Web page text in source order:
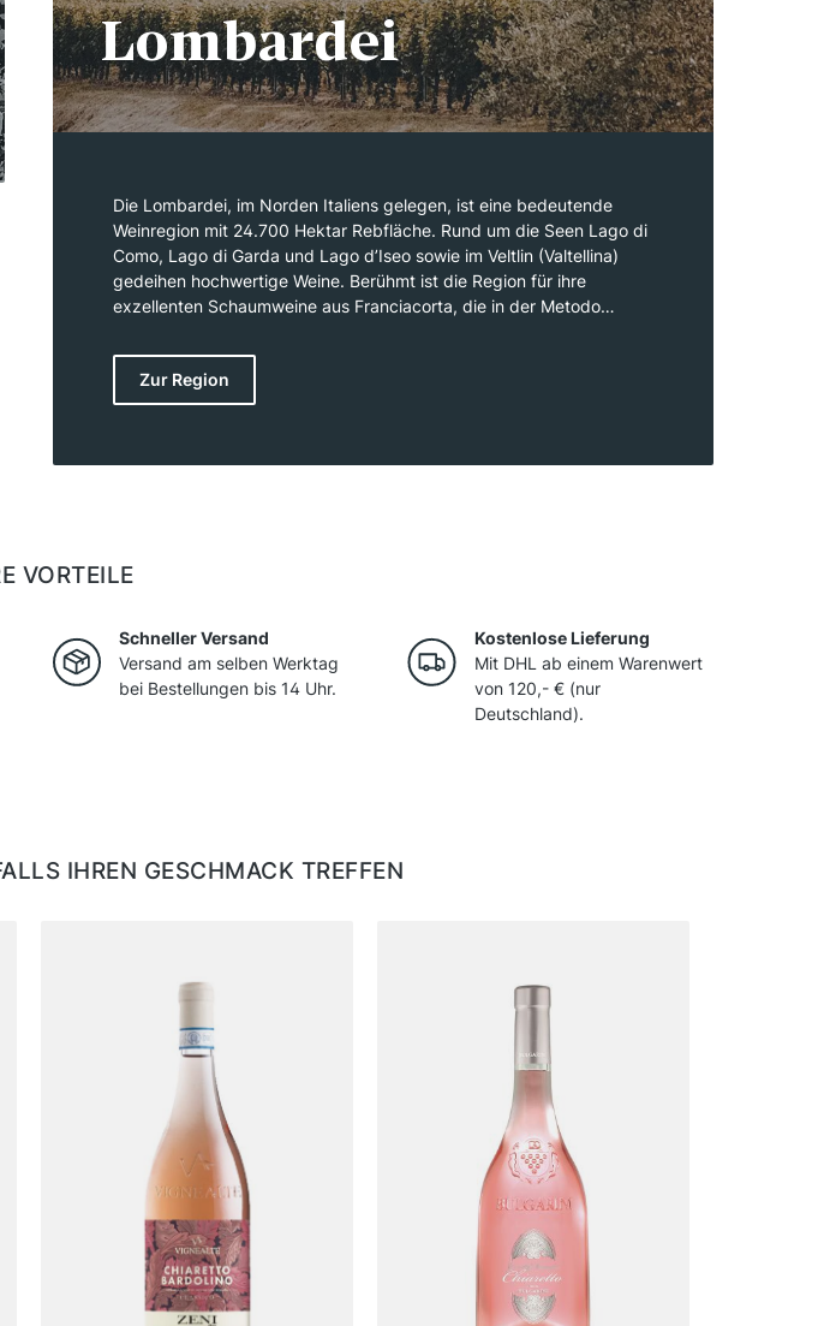
Lombardei
Die Lombardei, im Norden Italiens gelegen, ist eine bedeutende
Weinregion mit 24.700 Hektar Rebfläche. Rund um die Seen Lago di
Como, Lago di Garda und Lago d’Iseo sowie im Veltlin (Valtellina)
gedeihen hochwertige Weine. Berühmt ist die Region für ihre
exzellenten Schaumweine aus Franciacorta, die in der Metodo
in der Lombardei eine Vielzahl an Rot- und Weißweinen produziert,
darunter Nebbiolo im Veltlin und Trebbiano di Lugana im Süden der
Region, nahe dem Gardasee.
Zur Region
VORTEILE
Schneller Versand
Versand am selben Werktag
bei Bestellungen bis 14 Uhr.
Kostenlose Lieferung
Mit DHL ab einem Warenwert
von 120,- € (nur
Deutschland).
IHREN GESCHMACK TREFFEN